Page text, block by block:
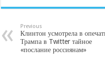
Previous
Клинтон усмотрела в
Трампа в Twitter тайное
«послание россиянам»